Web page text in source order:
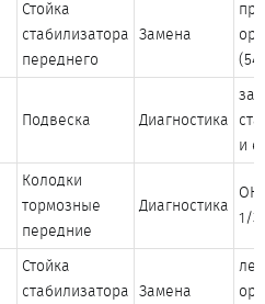
Стойка
стабилизатора
переднего
Замена
Подвеска Диагностика
и
Колодки
тормозные
передние
Диагностика
1/3
Стойка
стабилизатора Замена